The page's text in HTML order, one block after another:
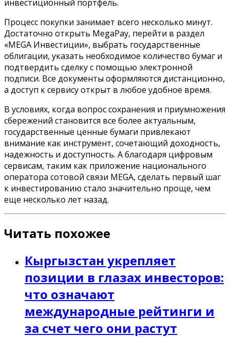
инвестиционный портфель.
Процесс покупки занимает всего несколько минут.
Достаточно открыть MegaPay, перейти в раздел
«MEGA Инвестиции», выбрать государственные
облигации, указать необходимое количество бумаг и
подтвердить сделку с помощью электронной
подписи. Все документы оформляются дистанционно,
а доступ к сервису открыт в любое удобное время.
В условиях, когда вопрос сохранения и приумножения
сбережений становится все более актуальным,
государственные ценные бумаги привлекают
внимание как инструмент, сочетающий доходность,
надежность и доступность. А благодаря цифровым
сервисам, таким как приложение национального
оператора сотовой связи MEGA, сделать первый шаг
к инвестированию стало значительно проще, чем
еще несколько лет назад.
Читать похожее
Кыргызстан укрепляет
позиции в глазах инвесторов:
что означают
международные рейтинги и
за счет чего они растут